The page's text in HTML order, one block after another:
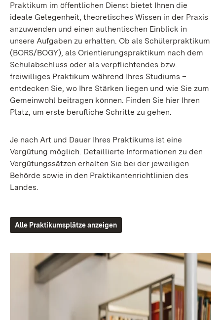
Praktikum im öffentlichen Dienst bietet Ihnen die
ideale Gelegenheit, theoretisches Wissen in der Praxis
anzuwenden und einen authentischen Einblick in
unsere Aufgaben zu erhalten. Ob als Schülerpraktikum
(BORS/BOGY), als Orientierungspraktikum nach dem
Schulabschluss oder als verpflichtendes bzw.
freiwilliges Praktikum während Ihres Studiums –
entdecken Sie, wo Ihre Stärken liegen und wie Sie zum
Gemeinwohl beitragen können. Finden Sie hier Ihren
Platz, um erste berufliche Schritte zu gehen.
Je nach Art und Dauer Ihres Praktikums ist eine
Vergütung möglich. Detaillierte Informationen zu den
Vergütungssätzen erhalten Sie bei der jeweiligen
Behörde sowie in den Praktikantenrichtlinien des
Landes.
Alle Praktikumsplätze anzeigen